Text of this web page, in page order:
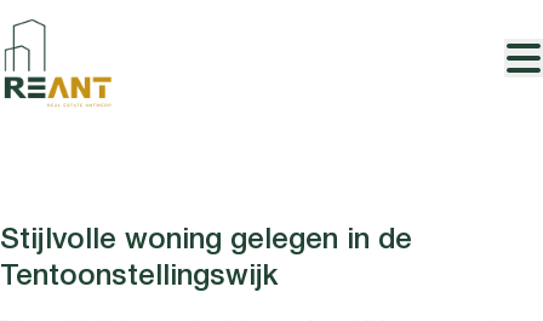
VERKOCHT
Stijlvolle woning gelegen in de
Tentoonstellingswijk